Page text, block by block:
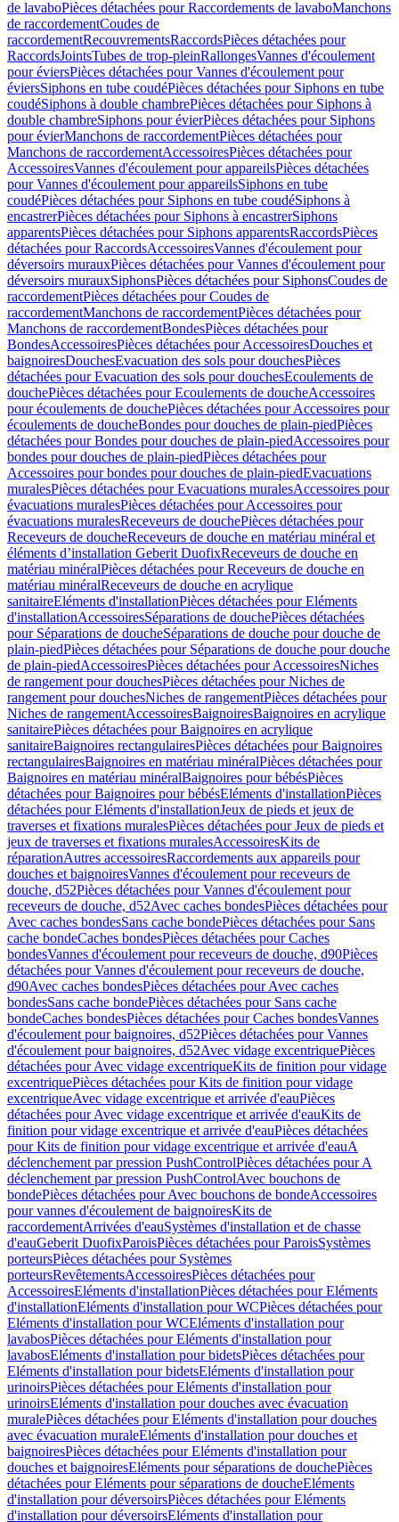
de lavaboPièces détachées pour Raccordements de lavaboManchons
de raccordementCoudes de
raccordementRecouvrementsRaccordsPièces détachées pour
RaccordsJointsTubes de trop-pleinRallongesVannes d'écoulement
pour éviersPièces détachées pour Vannes d'écoulement pour
éviersSiphons en tube coudéPièces détachées pour Siphons en tube
coudéSiphons à double chambrePièces détachées pour Siphons à
double chambreSiphons pour évierPièces détachées pour Siphons
pour évierManchons de raccordementPièces détachées pour
Manchons de raccordementAccessoiresPièces détachées pour
AccessoiresVannes d'écoulement pour appareilsPièces détachées
pour Vannes d'écoulement pour appareilsSiphons en tube
coudéPièces détachées pour Siphons en tube coudéSiphons à
encastrerPièces détachées pour Siphons à encastrerSiphons
apparentsPièces détachées pour Siphons apparentsRaccordsPièces
détachées pour RaccordsAccessoiresVannes d'écoulement pour
déversoirs murauxPièces détachées pour Vannes d'écoulement pour
déversoirs murauxSiphonsPièces détachées pour SiphonsCoudes de
raccordementPièces détachées pour Coudes de
raccordementManchons de raccordementPièces détachées pour
Manchons de raccordementBondesPièces détachées pour
BondesAccessoiresPièces détachées pour AccessoiresDouches et
baignoiresDouchesEvacuation des sols pour douchesPièces
détachées pour Evacuation des sols pour douchesEcoulements de
douchePièces détachées pour Ecoulements de doucheAccessoires
pour écoulements de douchePièces détachées pour Accessoires pour
écoulements de doucheBondes pour douches de plain-piedPièces
détachées pour Bondes pour douches de plain-piedAccessoires pour
bondes pour douches de plain-piedPièces détachées pour
Accessoires pour bondes pour douches de plain-piedEvacuations
muralesPièces détachées pour Evacuations muralesAccessoires pour
évacuations muralesPièces détachées pour Accessoires pour
évacuations muralesReceveurs de douchePièces détachées pour
Receveurs de doucheReceveurs de douche en matériau minéral et
éléments d’installation Geberit DuofixReceveurs de douche en
matériau minéralPièces détachées pour Receveurs de douche en
matériau minéralReceveurs de douche en acrylique
sanitaireEléments d'installationPièces détachées pour Eléments
d'installationAccessoiresSéparations de douchePièces détachées
pour Séparations de doucheSéparations de douche pour douche de
plain-piedPièces détachées pour Séparations de douche pour douche
de plain-piedAccessoiresPièces détachées pour AccessoiresNiches
de rangement pour douchesPièces détachées pour Niches de
rangement pour douchesNiches de rangementPièces détachées pour
Niches de rangementAccessoiresBaignoiresBaignoires en acrylique
sanitairePièces détachées pour Baignoires en acrylique
sanitaireBaignoires rectangulairesPièces détachées pour Baignoires
rectangulairesBaignoires en matériau minéralPièces détachées pour
Baignoires en matériau minéralBaignoires pour bébésPièces
détachées pour Baignoires pour bébésEléments d'installationPièces
détachées pour Eléments d'installationJeux de pieds et jeux de
traverses et fixations muralesPièces détachées pour Jeux de pieds et
jeux de traverses et fixations muralesAccessoiresKits de
réparationAutres accessoiresRaccordements aux appareils pour
douches et baignoiresVannes d'écoulement pour receveurs de
douche, d52Pièces détachées pour Vannes d'écoulement pour
receveurs de douche, d52Avec caches bondesPièces détachées pour
Avec caches bondesSans cache bondePièces détachées pour Sans
cache bondeCaches bondesPièces détachées pour Caches
bondesVannes d'écoulement pour receveurs de douche, d90Pièces
détachées pour Vannes d'écoulement pour receveurs de douche,
d90Avec caches bondesPièces détachées pour Avec caches
bondesSans cache bondePièces détachées pour Sans cache
bondeCaches bondesPièces détachées pour Caches bondesVannes
d'écoulement pour baignoires, d52Pièces détachées pour Vannes
d'écoulement pour baignoires, d52Avec vidage excentriquePièces
détachées pour Avec vidage excentriqueKits de finition pour vidage
excentriquePièces détachées pour Kits de finition pour vidage
excentriqueAvec vidage excentrique et arrivée d'eauPièces
détachées pour Avec vidage excentrique et arrivée d'eauKits de
finition pour vidage excentrique et arrivée d'eauPièces détachées
pour Kits de finition pour vidage excentrique et arrivée d'eauA
déclenchement par pression PushControlPièces détachées pour A
déclenchement par pression PushControlAvec bouchons de
bondePièces détachées pour Avec bouchons de bondeAccessoires
pour vannes d'écoulement de baignoiresKits de
raccordementArrivées d'eauSystèmes d'installation et de chasse
d'eauGeberit DuofixParoisPièces détachées pour ParoisSystèmes
porteursPièces détachées pour Systèmes
porteursRevêtementsAccessoiresPièces détachées pour
AccessoiresEléments d'installationPièces détachées pour Eléments
d'installationEléments d'installation pour WCPièces détachées pour
Eléments d'installation pour WCEléments d'installation pour
lavabosPièces détachées pour Eléments d'installation pour
lavabosEléments d'installation pour bidetsPièces détachées pour
Eléments d'installation pour bidetsEléments d'installation pour
urinoirsPièces détachées pour Eléments d'installation pour
urinoirsEléments d'installation pour douches avec évacuation
muralePièces détachées pour Eléments d'installation pour douches
avec évacuation muraleEléments d'installation pour douches et
baignoiresPièces détachées pour Eléments d'installation pour
douches et baignoiresEléments pour séparations de douchePièces
détachées pour Eléments pour séparations de doucheEléments
d'installation pour déversoirsPièces détachées pour Eléments
d'installation pour déversoirsEléments d'installation pour